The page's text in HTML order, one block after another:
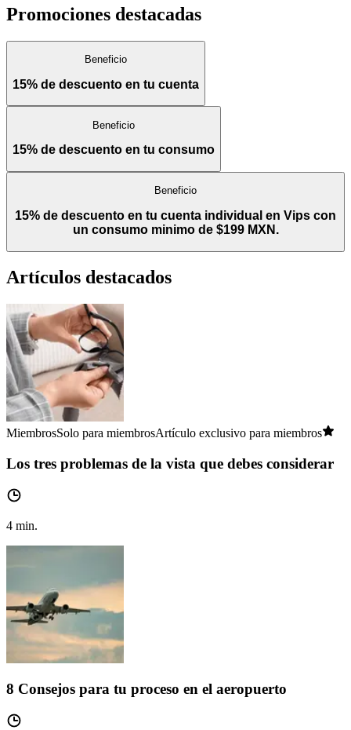
Promociones destacadas
Beneficio
15% de descuento en tu cuenta
Beneficio
15% de descuento en tu consumo
Beneficio
15% de descuento en tu cuenta individual en Vips con
un consumo minimo de $199 MXN.
Artículos destacados
MiembrosSolo para miembrosArtículo exclusivo para miembros
Los tres problemas de la vista que debes considerar
4 min.
8 Consejos para tu proceso en el aeropuerto